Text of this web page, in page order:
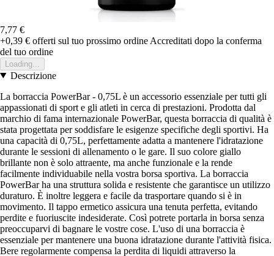
7,77 €
+0,39 € offerti sul tuo prossimo ordine Accreditati dopo la conferma
del tuo ordine
Loading...
Descrizione
La borraccia PowerBar - 0,75L è un accessorio essenziale per tutti gli
appassionati di sport e gli atleti in cerca di prestazioni. Prodotta dal
marchio di fama internazionale PowerBar, questa borraccia di qualità è
stata progettata per soddisfare le esigenze specifiche degli sportivi. Ha
una capacità di 0,75L, perfettamente adatta a mantenere l'idratazione
durante le sessioni di allenamento o le gare. Il suo colore giallo
brillante non è solo attraente, ma anche funzionale e la rende
facilmente individuabile nella vostra borsa sportiva. La borraccia
PowerBar ha una struttura solida e resistente che garantisce un utilizzo
duraturo. È inoltre leggera e facile da trasportare quando si è in
movimento. Il tappo ermetico assicura una tenuta perfetta, evitando
perdite e fuoriuscite indesiderate. Così potrete portarla in borsa senza
preoccuparvi di bagnare le vostre cose. L'uso di una borraccia è
essenziale per mantenere una buona idratazione durante l'attività fisica.
Bere regolarmente compensa la perdita di liquidi attraverso la